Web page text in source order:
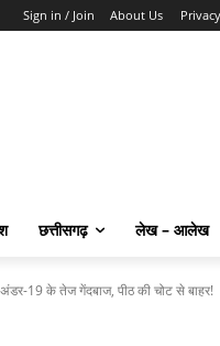
Sign in / Join About Us
छत्तीसगढ़ लेख – आलेख
अंडर-19 के तेज गेंदबाज, पीठ की चोट से बाहर!